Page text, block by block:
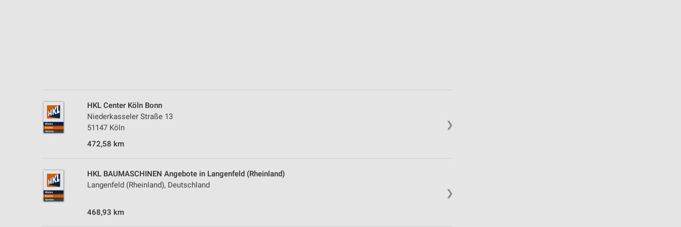
❯
HKL Center Köln Bonn
Niederkasseler Straße 13
51147 Köln
472,58 km
❯
HKL BAUMASCHINEN Angebote in Langenfeld (Rheinland)
Langenfeld (Rheinland), Deutschland
468,93 km